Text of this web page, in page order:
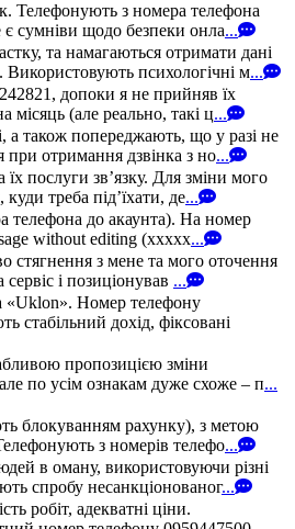
Телефонують з номера телефона
є сумніви щодо безпеки онла...
та намагаються отримати дані
психологічні м...
допоки я не прийняв їх
(але реально, такі ц...
а також попереджають, що у разі не
при отримання дзвінка з но...
послуги зв’язку. Для зміни мого
треба під’їхати, де...
телефона до акаунта). На номер
without editing (xxxxx...
стягнення з мене та мого оточення
і позиціонував ...
«Uklon». Номер телефону
стабільний дохід, фіксовані
пропозицією зміни
по усім ознакам дуже схоже – п...
блокуванням рахунку), з метою
з номерів телефо...
в оману, використовуючи різні
спробу несанкціонованог...
робіт, адекватні ціни.